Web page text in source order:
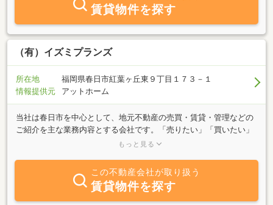
@674ylitr) 詳細は当社HPにて☆http://www.dream-stage.net/ ←福
岡一見やすいサイトです！アプリからも簡単お部屋探しお得な情報
をプッシュ通知でゲット！https://yappli.plus/dreamstage_athome
賃貸物件を探す
（有）イズミプランズ
所在地
福岡県春日市紅葉ヶ丘東９丁目１７３－１
情報提供元
アットホーム
当社は春日市を中心として、地元不動産の売買・賃貸・管理などの
ご紹介を主な業務内容とする会社です。「売りたい」「買いたい」
「借りたい」ご希望の方、不動産に関する質問は何でもお気軽にご
もっと見る
この不動産会社が取り扱う
賃貸物件を探す